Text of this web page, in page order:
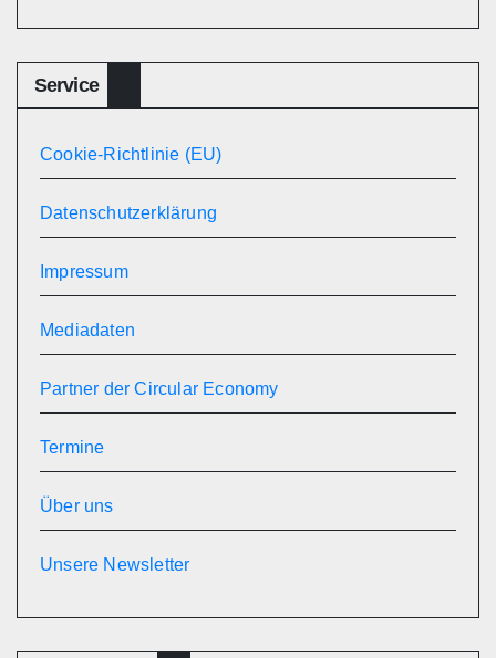
Service
Cookie-Richtlinie (EU)
Datenschutzerklärung
Impressum
Mediadaten
Partner der Circular Economy
Termine
Über uns
Unsere Newsletter